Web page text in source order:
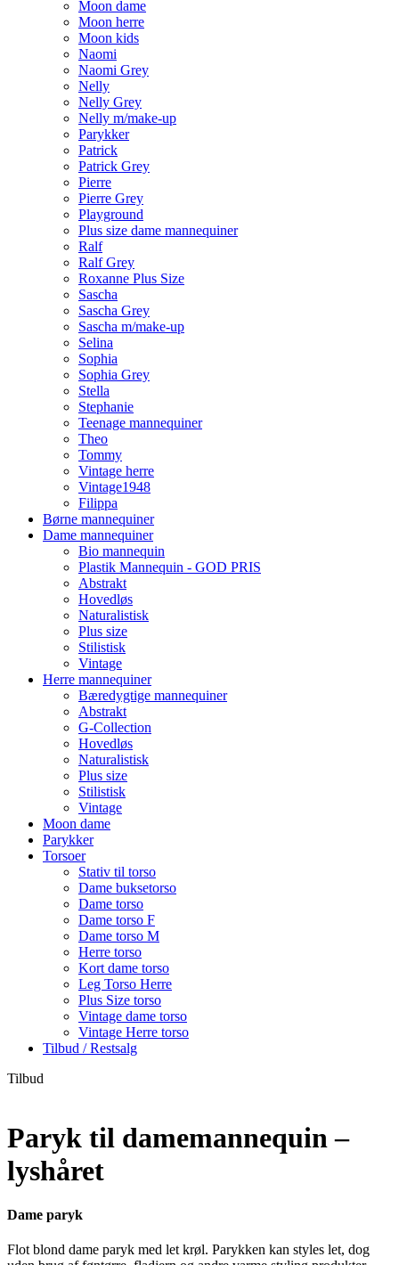
Moon dame
Moon herre
Moon kids
Naomi
Naomi Grey
Nelly
Nelly Grey
Nelly m/make-up
Parykker
Patrick
Patrick Grey
Pierre
Pierre Grey
Playground
Plus size dame mannequiner
Ralf
Ralf Grey
Roxanne Plus Size
Sascha
Sascha Grey
Sascha m/make-up
Selina
Sophia
Sophia Grey
Stella
Stephanie
Teenage mannequiner
Theo
Tommy
Vintage herre
Vintage1948
Filippa
Børne mannequiner
Dame mannequiner
Bio mannequin
Plastik Mannequin - GOD PRIS
Abstrakt
Hovedløs
Naturalistisk
Plus size
Stilistisk
Vintage
Herre mannequiner
Bæredygtige mannequiner
Abstrakt
G-Collection
Hovedløs
Naturalistisk
Plus size
Stilistisk
Vintage
Moon dame
Parykker
Torsoer
Stativ til torso
Dame buksetorso
Dame torso
Dame torso F
Dame torso M
Herre torso
Kort dame torso
Leg Torso Herre
Plus Size torso
Vintage dame torso
Vintage Herre torso
Tilbud / Restsalg
Tilbud
Paryk til damemannequin –
lyshåret
Dame paryk
Flot blond dame paryk med let krøl. Parykken kan styles let, dog